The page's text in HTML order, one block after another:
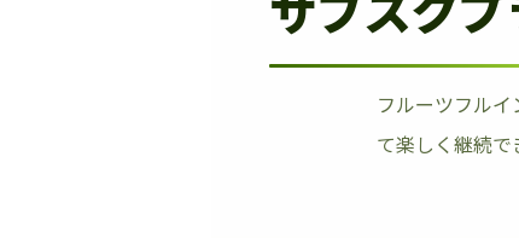
フルーツフル
て楽しく継続で